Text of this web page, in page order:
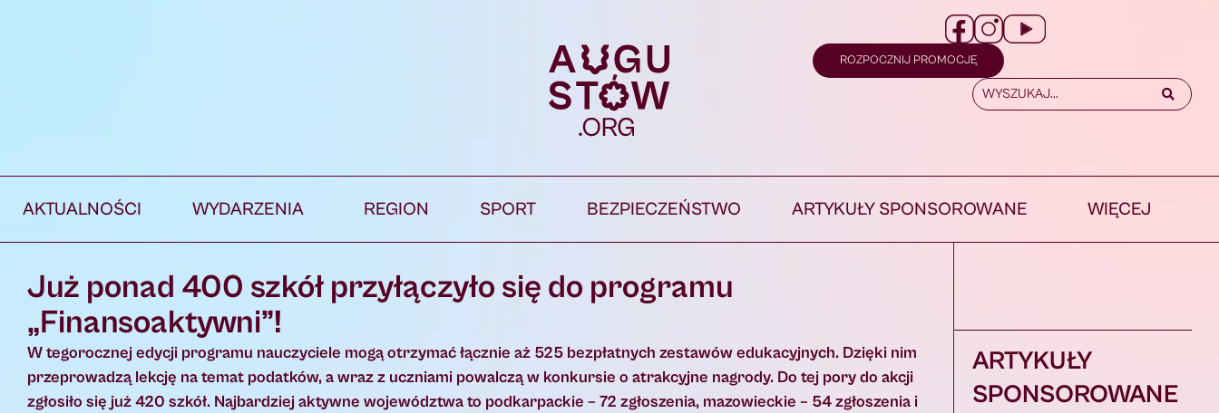
ROZPOCZNIJ PROMOCJĘ
AKTUALNOŚCI WYDARZENIA REGION SPORT BEZPIECZEŃSTWO ARTYKUŁY SPONSOROWANE WIĘCEJ
Już ponad 400 szkół przyłączyło się do programu
„Finansoaktywni”!
W tegorocznej edycji programu nauczyciele mogą otrzymać łącznie aż 525 bezpłatnych zestawów edukacyjnych. Dzięki nim
przeprowadzą lekcję na temat podatków, a wraz z uczniami powalczą w konkursie o atrakcyjne nagrody. Do tej pory do akcji
zgłosiło się już 420 szkół. Najbardziej aktywne województwa to podkarpackie – 72 zgłoszenia, mazowieckie – 54 zgłoszenia i
ARTYKUŁY
SPONSOROWANE